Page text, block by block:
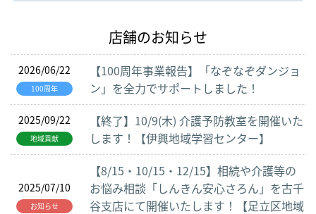
店舗のお知らせ
2026/06/22
100周年
【100周年事業報告】「なぞなぞダンジョ
ン」を全力でサポートしました！
2025/09/22
地域貢献
【終了】10/9(木) 介護予防教室を開催いた
します！【伊興地域学習センター】
2025/07/10
お知らせ
【8/15・10/15・12/15】相続や介護等の
お悩み相談「しんきん安心さろん」を古千
谷支店にて開催いたします！【足立区地域